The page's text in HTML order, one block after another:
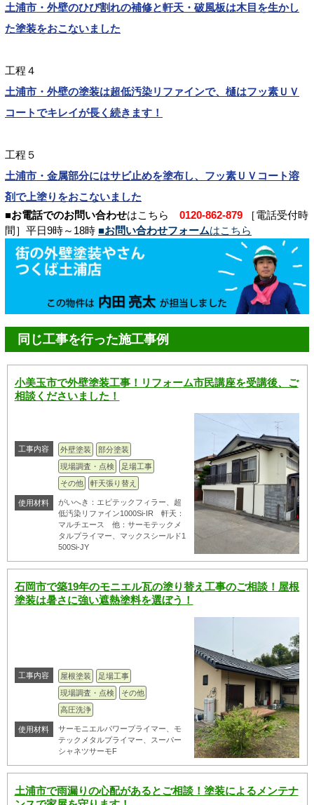
土浦市・外壁のひび割れの補修と軒天・破風板は木目を生かし
た塗装をおこないました
工程４
土浦市・外壁の塗装は超低汚染リファインで、樋はフッ素ＵＶ
コートでキレイが長く続きます！
工程５
土浦市・金属部分にはサビ止めを塗布し、フッ素ＵＶコート溶
剤で上塗りをおこないました
■お電話でのお問い合わせはこちら 0120-862-879 ［電話受付時
間］平日9時～18時 ■お問い合わせフォームはこちら
同じ工事を行った施工事例
小美玉市で外壁塗装工事！リフォーム市民講座を受講後、ご
相談くださいました！
工事内容 外壁塗装
部分塗装
現場調査・点検
足場工事
その他
軒天張り替え
使用材料
がいへき：エピテックフィラー、超
低汚染リファイン1000Si-IR 軒天：
マルチエース 他：サーモテックメ
タルプライマー、マックスシールド1
500Si-JY
石岡市で築19年のモニエル瓦の塗り替え工事のご相談！屋根
塗装は暑さに強い遮熱塗料を選ぼう！
工事内容 屋根塗装
足場工事
現場調査・点検
その他
高圧洗浄
使用材料
サーモニエルパワープライマー、モ
テックメタルプライマー、スーパー
シャネツサーモF
土浦市で雨漏りの心配があるとご相談！塗装によるメンテナ